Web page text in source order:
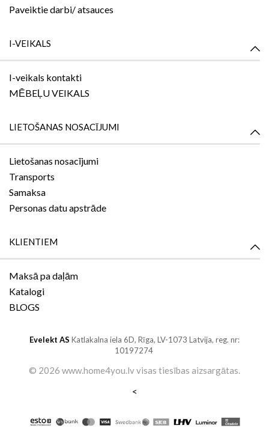
Paveiktie darbi/ atsauces
I-VEIKALS
I-veikals kontakti
MĒBEĻU VEIKALS
LIETOŠANAS NOSACĪJUMI
Lietošanas nosacījumi
Transports
Samaksa
Personas datu apstrāde
KLIENTIEM
Maksā pa daļām
Katalogi
BLOGS
Evelekt AS Katlakalna iela 6D, Rīga, LV-1073 Latvija, reg. nr:
10197274
© 2026 www.home4you.lvvisas tiesības aizsargātas
<